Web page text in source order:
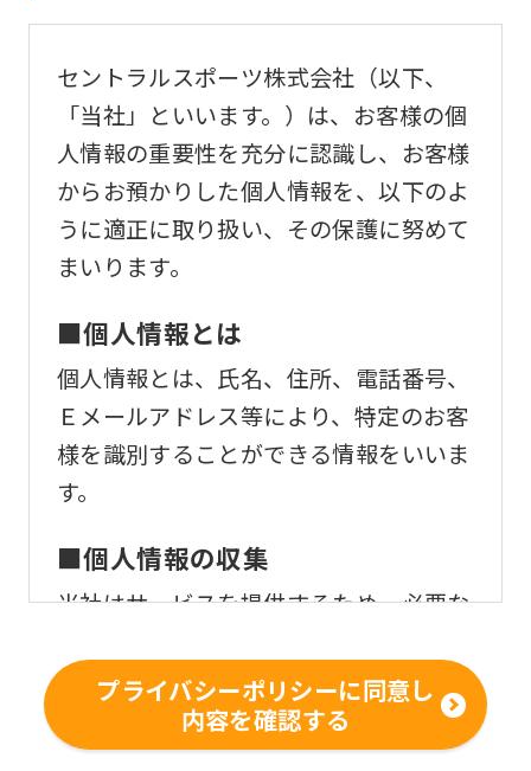
セントラルスポーツ株式会社（以下、
「当社」といいます。）は、お客様の個
人情報の重要性を充分に認識し、お客様
からお預かりした個人情報を、以下のよ
うに適正に取り扱い、その保護に努めて
まいります。
■個人情報とは
個人情報とは、氏名、住所、電話番号、
Ｅメールアドレス等により、特定のお客
様を識別することができる情報をいいま
す。
■個人情報の収集
当社はサービスを提供するため、必要な
客様の個人情報を収集いたします。
■個人情報の利用
プライバシーポリシーに同意し
内容を確認する